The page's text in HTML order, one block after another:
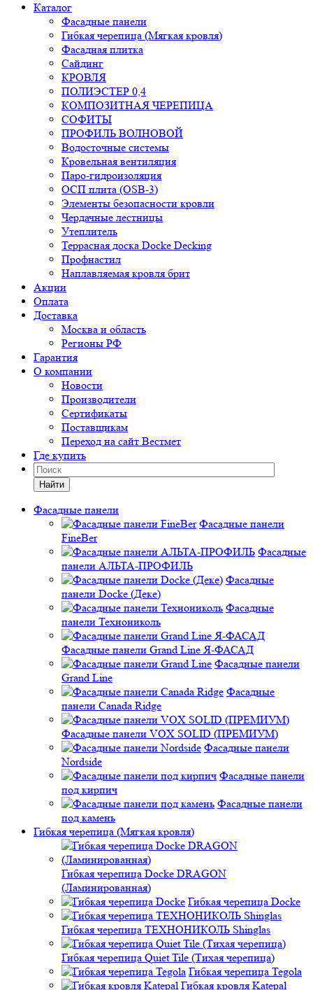
Каталог
Фасадные панели
Гибкая черепица (Мягкая кровля)
Фасадная плитка
Сайдинг
КРОВЛЯ
ПОЛИЭСТЕР 0,4
КОМПОЗИТНАЯ ЧЕРЕПИЦА
СОФИТЫ
ПРОФИЛЬ ВОЛНОВОЙ
Водосточные системы
Кровельная вентиляция
Паро-гидроизоляция
ОСП плита (OSB-3)
Элементы безопасности кровли
Чердачные лестницы
Утеплитель
Террасная доска Docke Decking
Профнастил
Наплавляемая кровля брит
Акции
Оплата
Доставка
Москва и область
Регионы РФ
Гарантия
О компании
Новости
Производители
Сертификаты
Поставщикам
Переход на сайт Вестмет
Где купить
Найти
Фасадные панели
Фасадные панели
FineBer
Фасадные
панели АЛЬТА-ПРОФИЛЬ
Фасадные
панели Docke (Деке)
Фасадные
панели Технониколь
Фасадные панели Grand Line Я-ФАСАД
Фасадные панели
Grand Line
Фасадные
панели Canada Ridge
Фасадные панели VOX SOLID (ПРЕМИУМ)
Фасадные панели
Nordside
Фасадные панели
под кирпич
Фасадные панели
под камень
Гибкая черепица (Мягкая кровля)
Гибкая черепица Docke DRAGON
(Ламинированная)
Гибкая черепица Docke
Гибкая черепица ТЕХНОНИКОЛЬ Shinglas
Гибкая черепица Quiet Tile (Тихая черепица)
Гибкая черепица Tegola
Гибкая кровля Katepal